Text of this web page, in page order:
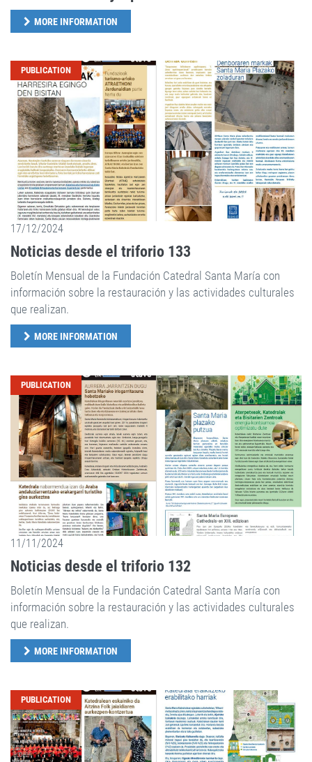
MORE INFORMATION
PUBLICATION
17/12/2024
Noticias desde el triforio 133
Boletín Mensual de la Fundación Catedral Santa María con
información sobre la restauración y las actividades culturales
que realizan.
MORE INFORMATION
PUBLICATION
11/11/2024
Noticias desde el triforio 132
Boletín Mensual de la Fundación Catedral Santa María con
información sobre la restauración y las actividades culturales
que realizan.
MORE INFORMATION
PUBLICATION